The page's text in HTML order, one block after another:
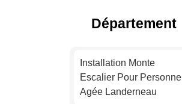
Agée Toulouse
Département
Installation Monte
Escalier Pour Personne
Agée Landerneau